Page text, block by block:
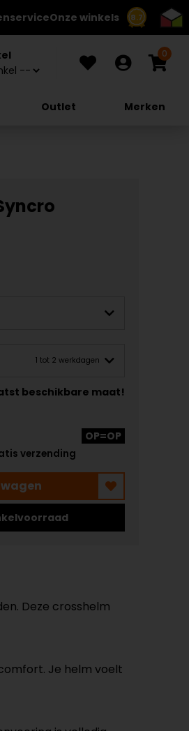
8.7
Onze winkels
0
Outlet Merken
1 tot 2 werkdagen
beschikbare maat!
verzending
OP=OP
Deze crosshelm
Je helm voelt